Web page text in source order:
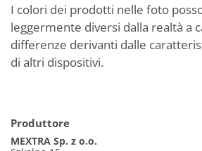
I colori dei prodotti nelle foto
leggermente diversi dalla realtà a
differenze derivanti dalle
di altri dispositivi.
Produttore
MEXTRA Sp. z o.o.